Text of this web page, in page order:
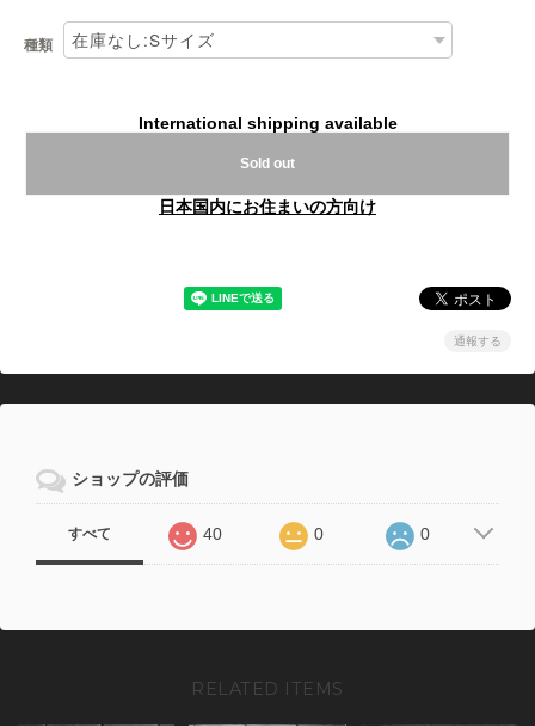
種類
International shipping available
Sold out
日本国内にお住まいの方向け
通報する
ショップの評価
すべて 40 0 0
RELATED ITEMS